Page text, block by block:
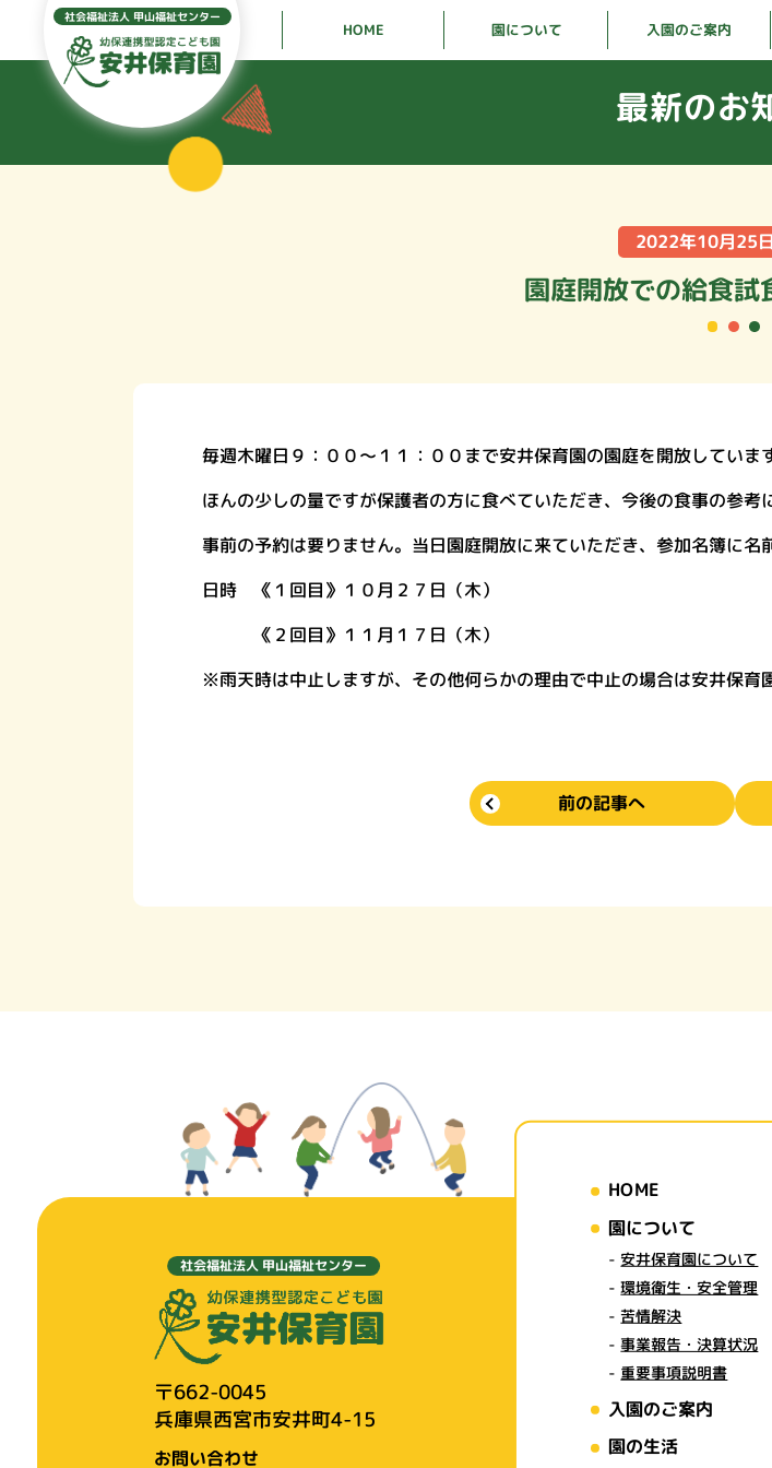
社会福祉法人 甲山福祉センター
HOME 園について 入園のご案内
最新のお
2022年10月25
園庭開放での給食試
毎週木曜日９：００～１１：００まで安井保育園の園庭を開放していま
ほんの少しの量ですが保護者の方に食べていただき、今後の食事の参考
事前の予約は要りません。当日園庭開放に来ていただき、参加名簿に名
日時 《１回目》１０月２７日（木）
《２回目》１１月１７日（木）
※雨天時は中止しますが、その他何らかの理由で中止の場合は安井保育
前の記事へ
HOME
園について
安井保育園について
環境衛生・安全管理
苦情解決
事業報告・決算状況
重要事項説明書
入園のご案内
園の生活
社会福祉法人 甲山福祉センター
〒662-0045
兵庫県西宮市安井町4-15
お問い合わせ